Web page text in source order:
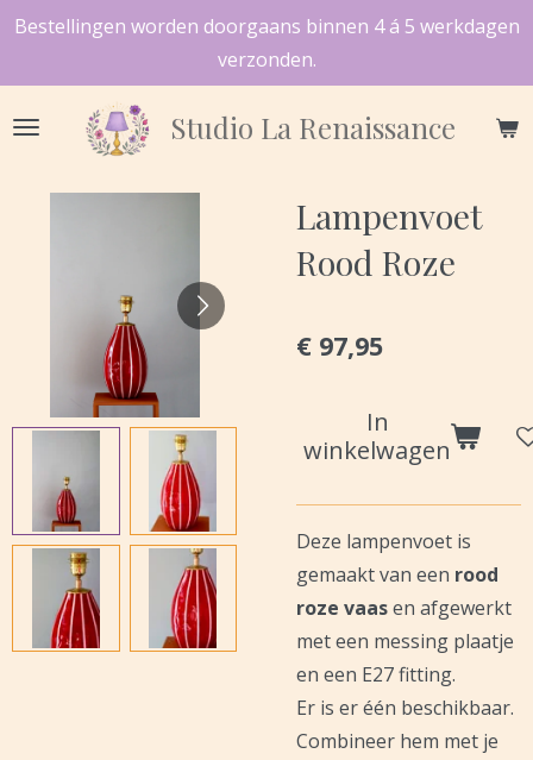
Ga
de
hoofdinhoud
Studio La Renaissance
Bestellingen worden doorgaans binnen 4 á 5 werkdagen
verzonden.
Lampenvoet
Rood Roze
€ 97,95
In
winkelwagen
Deze lampenvoet is
gemaakt van een rood
roze vaasen afgewerkt
met een messing plaatje
en een E27 fitting.
Er is er één beschikbaar.
Combineer hem met je